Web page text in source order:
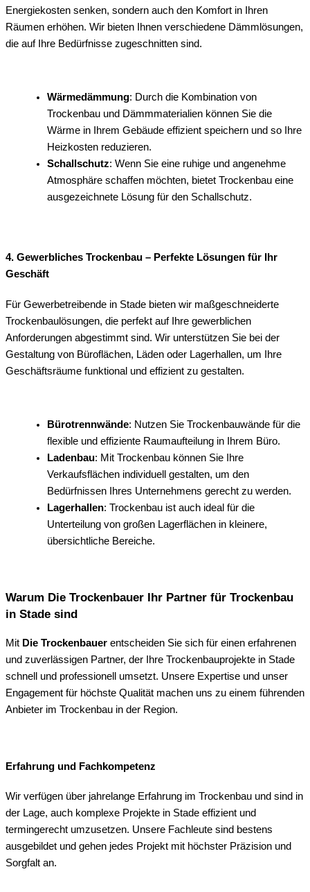
Energiekosten senken, sondern auch den Komfort in Ihren
Räumen erhöhen. Wir bieten Ihnen verschiedene Dämmlösungen,
die auf Ihre Bedürfnisse zugeschnitten sind.
Wärmedämmung: Durch die Kombination von
Trockenbau und Dämmmaterialien können Sie die
Wärme in Ihrem Gebäude effizient speichern und so Ihre
Heizkosten reduzieren.
Schallschutz: Wenn Sie eine ruhige und angenehme
Atmosphäre schaffen möchten, bietet Trockenbau eine
ausgezeichnete Lösung für den Schallschutz.
4. Gewerbliches Trockenbau – Perfekte Lösungen für Ihr
Geschäft
Für Gewerbetreibende in Stade bieten wir maßgeschneiderte
Trockenbaulösungen, die perfekt auf Ihre gewerblichen
Anforderungen abgestimmt sind. Wir unterstützen Sie bei der
Gestaltung von Büroflächen, Läden oder Lagerhallen, um Ihre
Geschäftsräume funktional und effizient zu gestalten.
Bürotrennwände: Nutzen Sie Trockenbauwände für die
flexible und effiziente Raumaufteilung in Ihrem Büro.
Ladenbau: Mit Trockenbau können Sie Ihre
Verkaufsflächen individuell gestalten, um den
Bedürfnissen Ihres Unternehmens gerecht zu werden.
Lagerhallen: Trockenbau ist auch ideal für die
Unterteilung von großen Lagerflächen in kleinere,
übersichtliche Bereiche.
Warum Die Trockenbauer Ihr Partner für Trockenbau
in Stade sind
Mit Die Trockenbauer entscheiden Sie sich für einen erfahrenen
und zuverlässigen Partner, der Ihre Trockenbauprojekte in Stade
schnell und professionell umsetzt. Unsere Expertise und unser
Engagement für höchste Qualität machen uns zu einem führenden
Anbieter im Trockenbau in der Region.
Erfahrung und Fachkompetenz
Wir verfügen über jahrelange Erfahrung im Trockenbau und sind in
der Lage, auch komplexe Projekte in Stade effizient und
termingerecht umzusetzen. Unsere Fachleute sind bestens
ausgebildet und gehen jedes Projekt mit höchster Präzision und
Sorgfalt an.